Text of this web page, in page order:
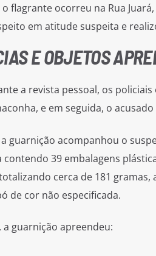
flagrante ocorreu na Rua
em atitude suspeita e
E OBJETOS
a revista pessoal, os
e em seguida, o
guarnição acompanhou o
39 embalagens
cerca de 181
de cor não especificada.
a guarnição apreendeu: